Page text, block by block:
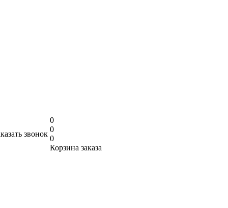
звонок
0
0
0
Корзина заказа